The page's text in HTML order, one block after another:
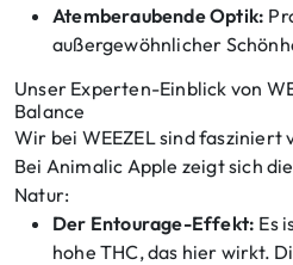
Atemberaubende Optik:
außergewöhnlicher
Unser Experten-Einblick von
Balance
Wir bei WEEZEL sind
Bei Animalic Apple zeigt sich
Natur:
Der Entourage-Effekt: Es
hohe THC, das hier wirkt.